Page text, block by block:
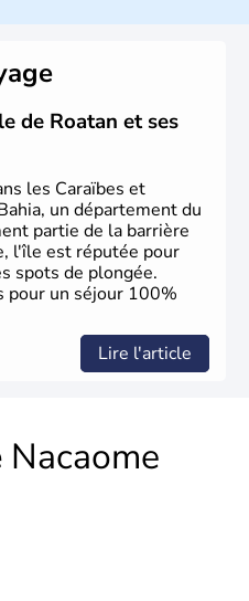
de Roatan et ses
les Caraïbes et
un département du
partie de la barrière
l'île est réputée pour
spots de plongée.
pour un séjour 100%
Lire l'article
Nacaome